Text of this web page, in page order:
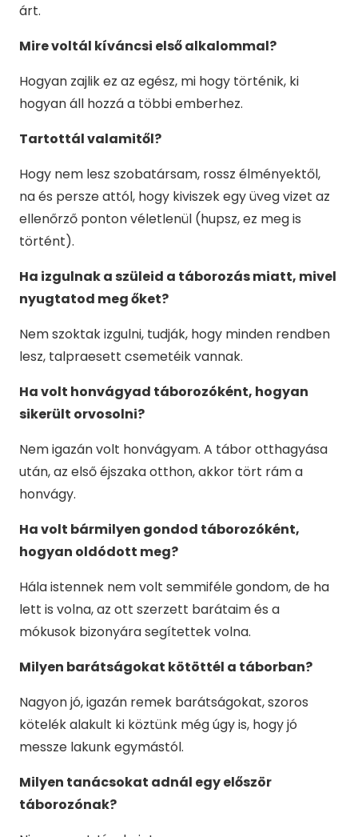
árt.
Mire voltál kíváncsi első alkalommal?
Hogyan zajlik ez az egész, mi hogy történik, ki
hogyan áll hozzá a többi emberhez.
Tartottál valamitől?
Hogy nem lesz szobatársam, rossz élményektől,
na és persze attól, hogy kiviszek egy üveg vizet az
ellenőrző ponton véletlenül (hupsz, ez meg is
történt).
Ha izgulnak a szüleid a táborozás miatt, mivel
nyugtatod meg őket?
Nem szoktak izgulni, tudják, hogy minden rendben
lesz, talpraesett csemetéik vannak.
Ha volt honvágyad táborozóként, hogyan
sikerült orvosolni?
Nem igazán volt honvágyam. A tábor otthagyása
után, az első éjszaka otthon, akkor tört rám a
honvágy.
Ha volt bármilyen gondod táborozóként,
hogyan oldódott meg?
Hála istennek nem volt semmiféle gondom, de ha
lett is volna, az ott szerzett barátaim és a
mókusok bizonyára segítettek volna.
Milyen barátságokat kötöttél a táborban?
Nagyon jó, igazán remek barátságokat, szoros
kötelék alakult ki köztünk még úgy is, hogy jó
messze lakunk egymástól.
Milyen tanácsokat adnál egy először
táborozónak?